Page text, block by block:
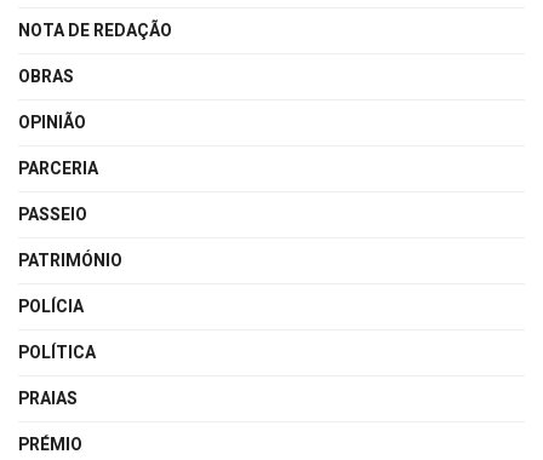
NOTA DE REDAÇÃO
OBRAS
OPINIÃO
PARCERIA
PASSEIO
PATRIMÓNIO
POLÍCIA
POLÍTICA
PRAIAS
PRÉMIO